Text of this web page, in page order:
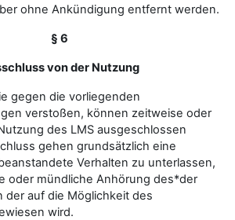
ohne Ankündigung entfernt werden.
§ 6
von der Nutzung
gegen die vorliegenden
verstoßen, können zeitweise oder
des LMS ausgeschlossen
gehen grundsätzlich eine
Verhalten zu unterlassen,
oder mündliche Anhörung des*der
der auf die Möglichkeit des
wird.